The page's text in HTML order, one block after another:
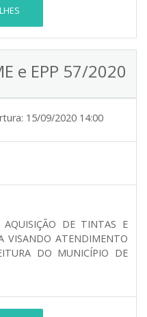
e EPP 57/2020
15/09/2020 14:00
AQUISIÇÃO DE TINTAS E
VISANDO ATENDIMENTO
DO MUNICÍPIO DE